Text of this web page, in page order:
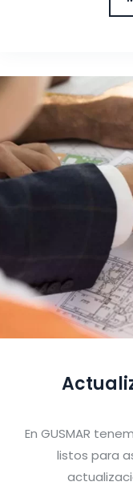
En GUSMAR
listos para